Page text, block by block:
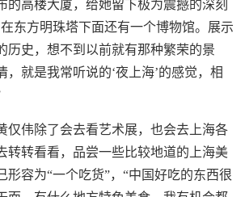
的高楼大厦，给她留下极为震撼的深刻
东方明珠塔下面还有一个博物馆。展示
历史，想不到以前就有那种繁荣的景
，就是我常听说的‘夜上海’的感觉，相
仅伟除了会去看艺术展，也会去上海各
转转看看，品尝一些比较地道的上海美
形容为“一个吃货”，“中国好吃的东西很